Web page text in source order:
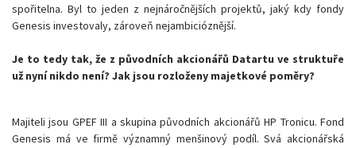
spořitelna. Byl to jeden z nejnáročnějších projektů, jaký kdy fondy
Genesis investovaly, zároveň nejambicióznější.
Je to tedy tak, že z původních akcionářů Datartu ve struktuře
už nyní nikdo není? Jak jsou rozloženy majetkové poměry?
Majiteli jsou GPEF III a skupina původních akcionářů HP Tronicu. Fond
Genesis má ve firmě významný menšinový podíl. Svá akcionářská